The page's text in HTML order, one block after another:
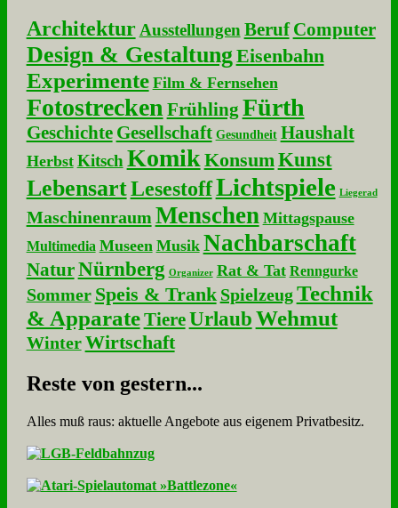
Architektur Ausstellungen Beruf Computer
Design & GestaltungEisenbahn
Experimente Film & Fernsehen
Fotostrecken Frühling Fürth
Geschichte Gesellschaft Gesundheit Haushalt
Herbst Kitsch KomikKonsumKunst
LebensartLesestoffLichtspiele Liegerad
Maschinenraum Menschen Mittagspause
Multimedia Museen Musik Nachbarschaft
NaturNürnberg Organizer Rat & Tat Renngurke
Sommer Speis & Trank Spielzeug Technik
& Apparate Tiere UrlaubWehmut
Winter Wirtschaft
Re­ste von ge­stern...
Alles muß raus: aktuelle An­ge­bo­te aus eigenem Privatbesitz.